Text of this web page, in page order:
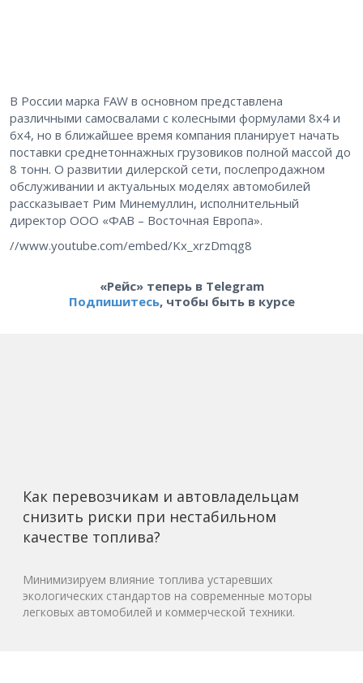
В России марка FAW в основном представлена
различными самосвалами с колесными формулами 8х4 и
6х4, но в ближайшее время компания планирует начать
поставки среднетоннажных грузовиков полной массой до
8 тонн. О развитии дилерской сети, послепродажном
обслуживании и актуальных моделях автомобилей
рассказывает Рим Минемуллин, исполнительный
директор ООО «ФАВ – Восточная Европа».
//www.youtube.com/embed/Kx_xrzDmqg8
«Рейс» теперь в Telegram
Подпишитесь, чтобы быть в курсе
Как перевозчикам и автовладельцам
снизить риски при нестабильном
качестве топлива?
Минимизируем влияние топлива устаревших
экологических стандартов на современные моторы
легковых автомобилей и коммерческой техники.